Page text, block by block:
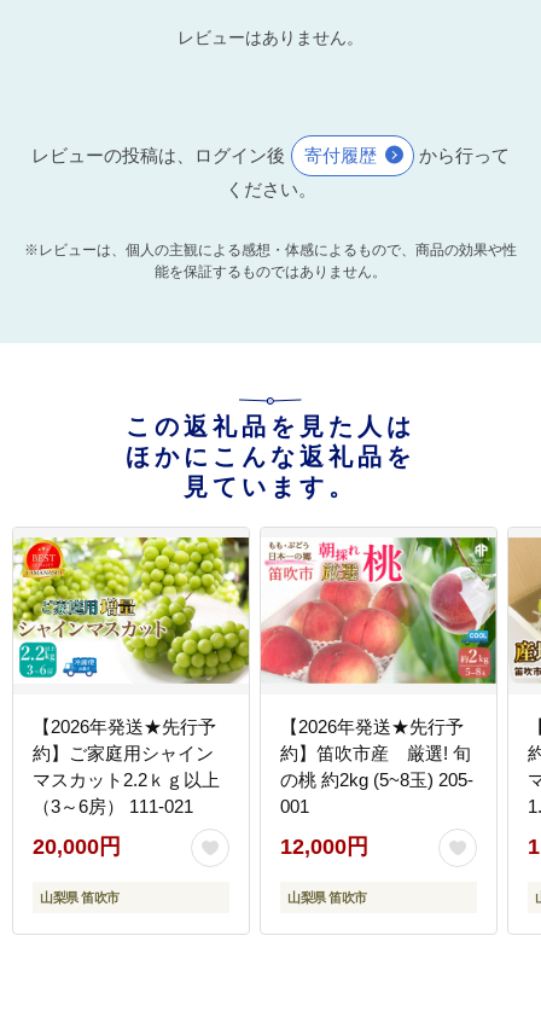
レビューはありません。
レビューの投稿は、ログイン後 寄付履歴
から行って
ください。
※レビューは、個人の主観による感想・体感によるもので、商品の効果や性
能を保証するものではありません。
この返礼品を見た人は
ほかにこんな返礼品を
見ています。
【2026年発送★先行予
約】ご家庭用シャイン
マスカット2.2ｋｇ以上
（3～6房） 111-021
20,000円
山梨県 笛吹市
【2026年発送★先行予
約】笛吹市産 厳選! 旬
の桃 約2kg (5~8玉) 205-
001
12,000円
山梨県 笛吹市